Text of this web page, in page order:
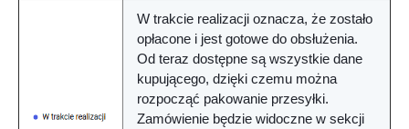
W trakcie realizacji oznacza, że zostało
opłacone i jest gotowe do obsłużenia.
Od teraz dostępne są wszystkie dane
kupującego, dzięki czemu można
rozpocząć pakowanie przesyłki.
Zamówienie będzie widoczne w sekcji